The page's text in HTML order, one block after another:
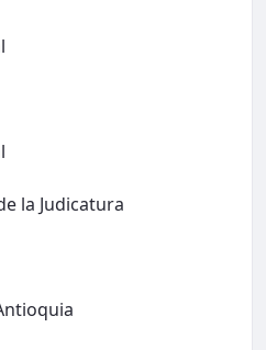
la Judicatura